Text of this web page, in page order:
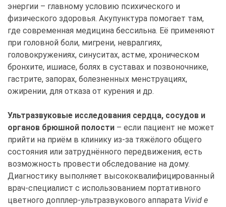
энергии – главному условию психического и
физического здоровья. Акупунктура помогает там,
где современная медицина бессильна. Её применяют
при головной боли, мигрени, невралгиях,
головокружениях, синуситах, астме, хроническом
бронхите, ишиасе, болях в суставах и позвоночнике,
гастрите, запорах, болезненных менструациях,
ожирении, для отказа от курения и др.
Ультразвуковые исследования сердца, сосудов и
органов брюшной полости – если пациент не может
прийти на приём в клинику из-за тяжёлого общего
состояния или затруднённого передвижения, есть
возможность провести обследование на дому.
Диагностику выполняет высококвалифицированный
врач-специалист с использованием портативного
цветного допплер-ультразвукового аппарата Vivid e